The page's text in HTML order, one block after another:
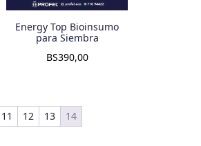
Energy Top Bioinsumo
para Siembra
BS390,00
11 12 13 14